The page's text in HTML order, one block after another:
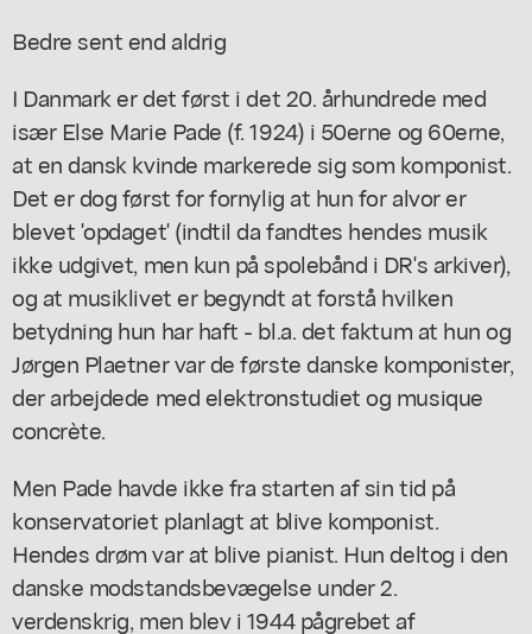
Bedre sent end aldrig
I Danmark er det først i det 20. århundrede med
især Else Marie Pade (f. 1924) i 50erne og 60erne,
at en dansk kvinde markerede sig som komponist.
Det er dog først for fornylig at hun for alvor er
blevet 'opdaget' (indtil da fandtes hendes musik
ikke udgivet, men kun på spolebånd i DR's arkiver),
og at musiklivet er begyndt at forstå hvilken
betydning hun har haft - bl.a. det faktum at hun og
Jørgen Plaetner var de første danske komponister,
der arbejdede med elektronstudiet og musique
concrète.
Men Pade havde ikke fra starten af sin tid på
konservatoriet planlagt at blive komponist.
Hendes drøm var at blive pianist. Hun deltog i den
danske modstandsbevægelse under 2.
verdenskrig, men blev i 1944 pågrebet af